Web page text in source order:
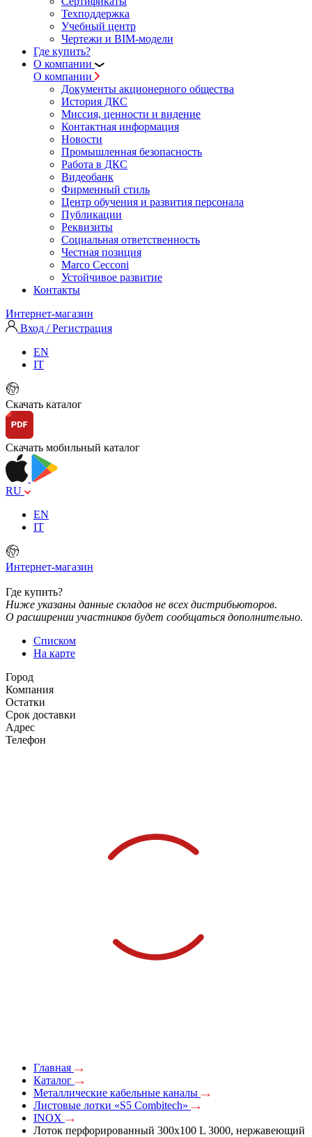
Техподдержка
Учебный центр
Чертежи и BIM-модели
Где купить?
О компании
О компании
Документы акционерного общества
История ДКС
Миссия, ценности и видение
Контактная информация
Новости
Промышленная безопасность
Работа в ДКС
Видеобанк
Фирменный стиль
Центр обучения и развития персонала
Публикации
Реквизиты
Социальная ответственность
Честная позиция
Marco Cecconi
Устойчивое развитие
Контакты
Интернет-магазин
Вход / Регистрация
EN
IT
Скачать каталог
Скачать мобильный каталог
RU
EN
IT
Интернет-магазин
Где купить?
Ниже указаны данные складов не всех дистрибьюторов.
О расширении участников будет сообщаться дополнительно.
Списком
На карте
Город
Компания
Остатки
Срок доставки
Адрес
Телефон
Главная
Каталог
Металлические кабельные каналы
Листовые лотки «S5 Combitech»
INOX
Лоток перфорированный 300х100 L 3000, нержавеющий